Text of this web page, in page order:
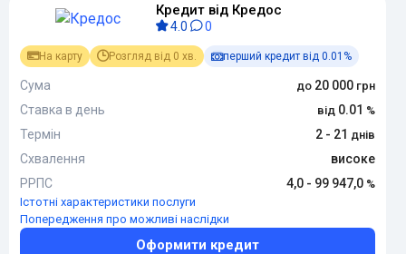
Кредит від Кредос
4.0 0
На карту Розгляд від 0 хв. перший кредит від 0.01%
Сума
20 000
Ставка в день
0.01
Термін
2 - 21
Схвалення
високе
РРПС
4,0 - 99 947,0
Істотні характеристики послуги
Попередження про можливі наслідки
Оформити кредит